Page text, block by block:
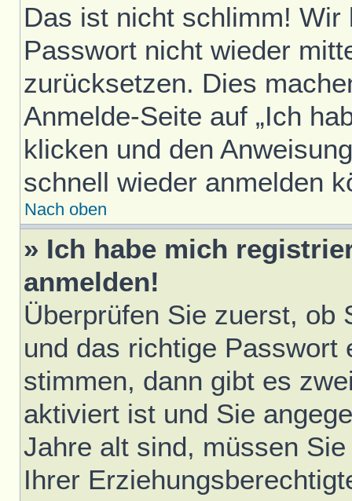
Das ist nicht schlimm!
Passwort nicht wieder
zurücksetzen. Dies
Anmelde-Seite auf „Ich
klicken und den
schnell wieder anmelden
Nach oben
» Ich habe mich
anmelden!
Überprüfen Sie zuerst, ob
und das richtige Passwort
stimmen, dann gibt es
aktiviert ist und Sie
Jahre alt sind, müssen
Ihrer